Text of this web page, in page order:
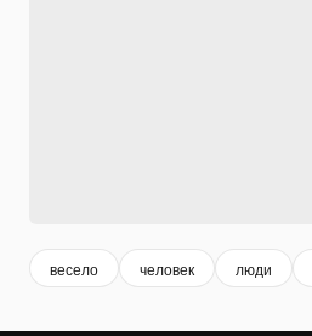
весело человек люди